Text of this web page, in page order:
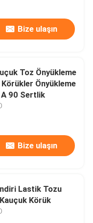
Bize ulaşın
Toz Önyükleme
Önyükleme
90 Sertlik
Bize ulaşın
Lastik Tozu
Körük